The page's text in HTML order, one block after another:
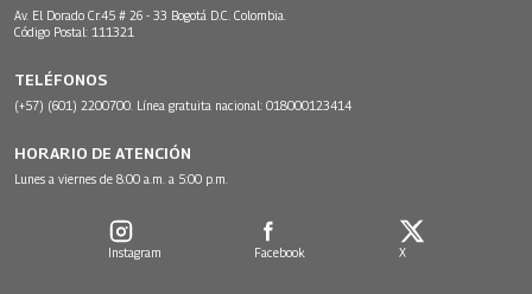
Av. El Dorado Cr.45 # 26 - 33 Bogotá D.C. Colombia.
Código Postal: 111321
TELÉFONOS
(+57) (601) 2200700. Línea gratuita nacional: 018000123414
HORARIO DE ATENCIÓN
Lunes a viernes de 8:00 a.m. a 5:00 p.m.
Instagram Facebook X